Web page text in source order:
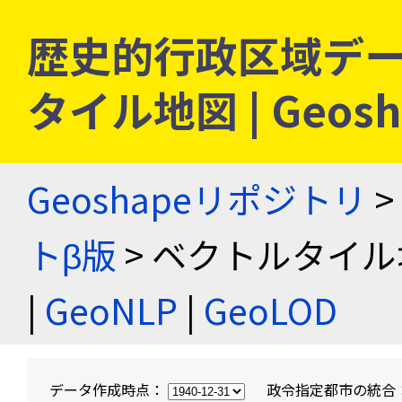
歴史的行政区域デ
タイル地図 |
Geoshapeリポジトリ >
トβ版 > ベクトルタイ
| GeoNLP | GeoLOD
データ作成時点： 政令指定都市の統